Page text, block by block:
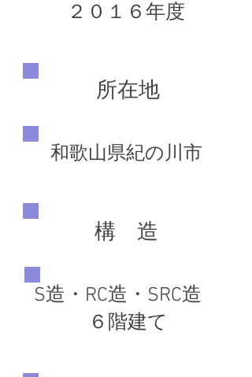
２０１６年度
所在地
和歌山県紀の川市
構 造
S造・RC造・SRC造
６階建て